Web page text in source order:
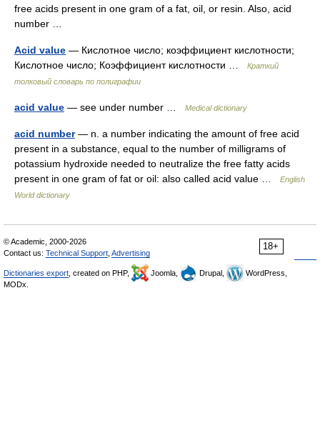
free acids present in one gram of a fat, oil, or resin. Also, acid
number …
Acid value — Кислотное число; коэффициент кислотности;
Кислотное число; Коэффициент кислотности …
Краткий
толковый словарь по полиграфии
acid value — see under number … Medical dictionary
acid number— n. a number indicating the amount of free acid
present in a substance, equal to the number of milligrams of
potassium hydroxide needed to neutralize the free fatty acids
present in one gram of fat or oil: also called acid value …
English
World dictionary
18+
© Academic, 2000-2026
Contact us: Technical Support Advertising
Dictionaries export , created on PHP, Joomla, Drupal,
WordPress,
MODx.